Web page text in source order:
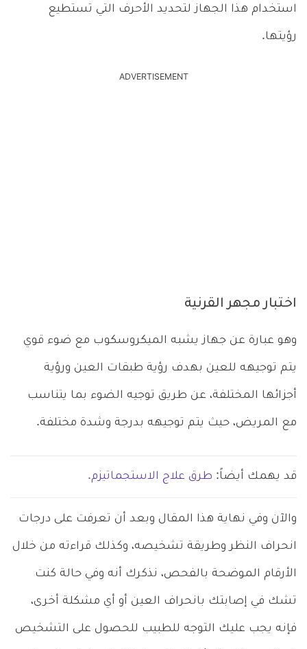
استخدام هذا الجهاز لتحديد الأحرف التي تستطيع
رؤيتها.
ADVERTISEMENT
اختبار مجهر القرنية
وهو عبارة عن جهاز يشبه الميكروسكوب مع ضوء قوي
يتم توجيهه للعين بهدف رؤية طبقات العين ورؤية
أجزائها المختلفة، عن طريق توجيه الضوء بما يتناسب
مع المريض، حيث يتم توجيهه بدرجة وشدة مختلفة.
قد يهمك أيضاً: طرق علاج الاستجماتيزم.
والآن وفي نهاية هذا المقال وبعد أن تعرفت على درجات
انحراف النظر وطريقة تشخيصه، وكذلك قراءته من خلال
الأرقام الموضحة بالفحص، نذكرك أنه وفي حالة كنت
تشك في إصابتك بانحراف العين أو أي مشكلة أخرى،
فإنه يجب عليك التوجه للطبيب للحصول على التشخيص